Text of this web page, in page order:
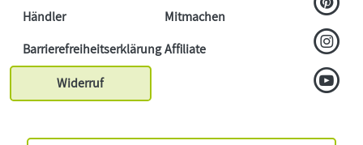
Händler
Mitmachen
BarrierefreiheitserklärungAffiliate
Widerruf